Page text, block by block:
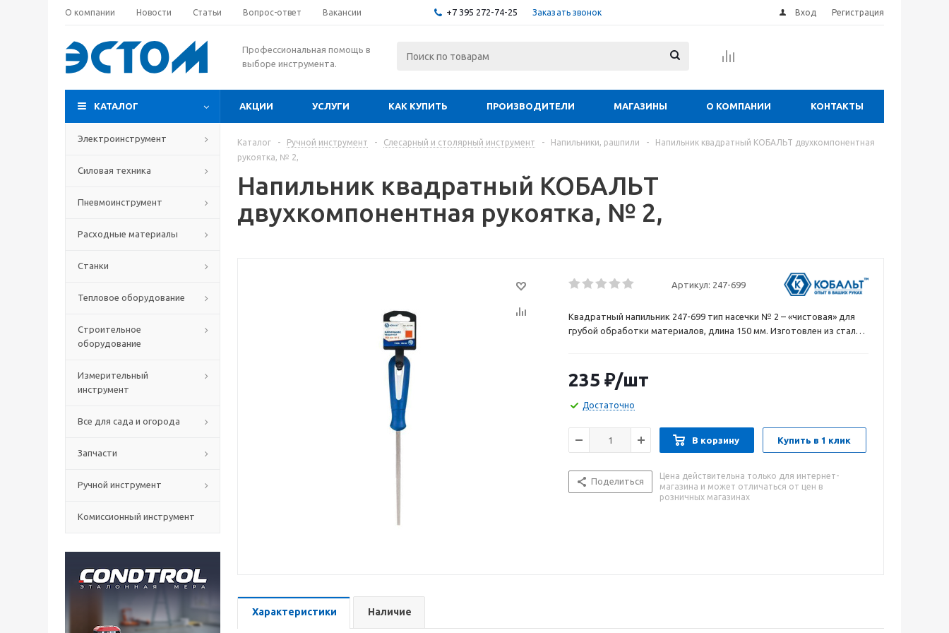
О компании Новости Статьи Вопрос-ответ Вакансии +7 395 272-74-25 Заказать звонок Вход Регистрация
Профессиональная помощь в
выборе инструмента.
КАТАЛОГ АКЦИИ УСЛУГИ КАК КУПИТЬ ПРОИЗВОДИТЕЛИ МАГАЗИНЫ О КОМПАНИИ КОНТАКТЫ
Электроинструмент
Силовая техника
Пневмоинструмент
Расходные материалы
Станки
Тепловое оборудование
Строительное
оборудование
Измерительный
инструмент
Все для сада и огорода
Запчасти
Ручной инструмент
Комиссионный инструмент
Каталог - Ручной инструмент - Слесарный и столярный инструмент - Напильники, рашпили -
Напильник квадратный КОБАЛЬТ двухкомпонентная
рукоятка, № 2,
Напильник квадратный КОБАЛЬТ
двухкомпонентная рукоятка, № 2,
Артикул: 247-699
Квадратный напильник 247-699 тип насечки № 2 – «чистовая» для
грубой обработки материалов, длина 150 мм. Изготовлен из стали
прямоугольных отверстий и различных пазов. Специальная форма
двойной насечки повышает эффективность снятия материала.
235 ₽/шт
Достаточно
В корзину Купить в 1 клик
Поделиться
Цена действительна только для интернет-
магазина и может отличаться от цен в
розничных магазинах
Характеристики Наличие